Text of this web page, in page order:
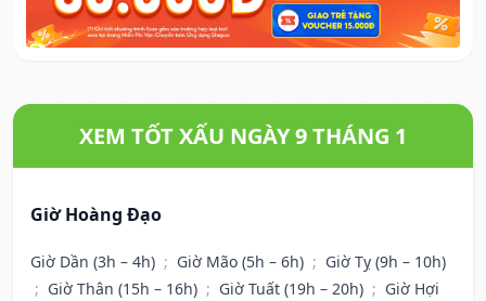
XEM TỐT XẤU NGÀY 9 THÁNG 1
Giờ Hoàng Đạo
Giờ Dần (3h – 4h) ; Giờ Mão (5h – 6h) ; Giờ Tỵ (9h – 10h)
; Giờ Thân (15h – 16h) ; Giờ Tuất (19h – 20h) ; Giờ Hợi